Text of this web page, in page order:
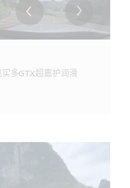
多GTX超嘉护润滑